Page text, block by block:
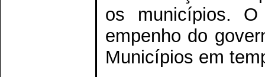
os municípios.
empenho do
Municípios em